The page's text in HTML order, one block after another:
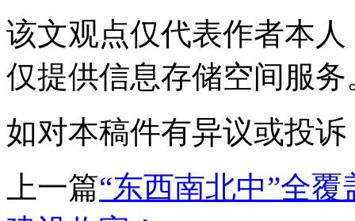
该文观点仅代表作者本
仅提供信息存储空间服务
如对本稿件有异议或投诉
上一篇“东西南北中”全